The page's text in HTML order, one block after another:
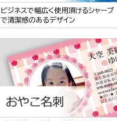
ビジネスで幅広く使用頂けるシャープ
で清潔感のあるデザイン